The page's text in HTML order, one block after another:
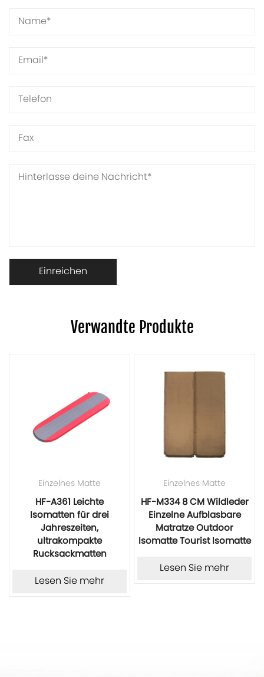
Verwandte Produkte
Einzelnes Matte
HF-A361 Leichte
Isomatten für drei
Jahreszeiten,
ultrakompakte
Rucksackmatten
Lesen Sie mehr
Einzelnes Matte
HF-M334 8 CM Wildleder
Einzelne Aufblasbare
Matratze Outdoor
Isomatte Tourist Isomatte
Lesen Sie mehr